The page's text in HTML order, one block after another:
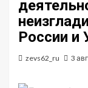
России и
zevs62_ru 3